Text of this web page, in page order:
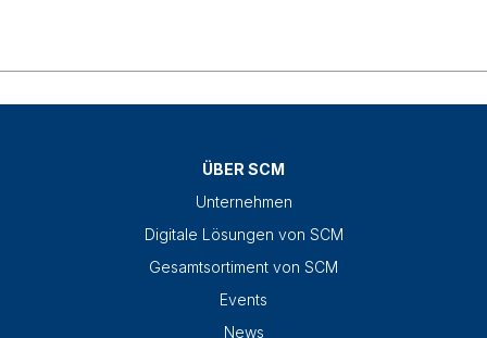
ÜBER SCM
Unternehmen
Digitale Lösungen von SCM
Gesamtsortiment von SCM
Events
News